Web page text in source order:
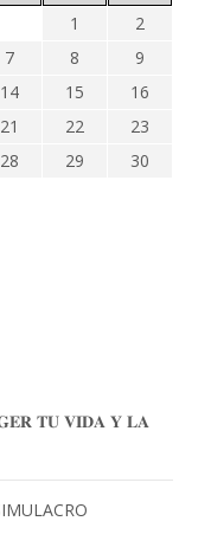
1
2
7 8
9
14 15
16
21 22
23
28 29
30
𝐓𝐔 𝐕𝐈𝐃𝐀 𝐘 𝐋𝐀